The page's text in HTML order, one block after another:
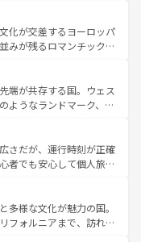
異なるスペインはその個
人を魅了する。 なお、新着のスペイン情報は コ
華麗な宮殿、歴史的な大
な自然が、訪れる者を心
美食の国としても知ら
ランス、プロヴァンスの
な楽しみ方が可能だ。さ
溢れており、どの街角に
全く異なる文化を体験で
フランス情報はコンテンツ一覧
化が交差するヨーロッパ
みが残るロマンチック街
も飽きることがない。ベ
州のアルプスの絶景、そ
った風景は必見。ビール
なお、新着の
照してほしい。
端が共存する国。ウェス
ようなランドマーク、歴
た、優雅なアフタヌーン
い英国パブ、サッカー観
験も豊富。イギリスを旅
さだが、運行時刻が正確
者でも安心して個人旅行
スならではのユニークな
でなく町歩きも満喫する
ため物価も高いが、旅行
多様な文化が魅力の国。
フォルニアまで、訪れる